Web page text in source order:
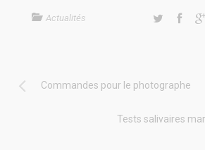
Actualités
Commandes pour le photographe
Tests salivaires